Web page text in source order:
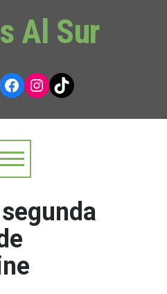
Al Sur
Facebook
Instagram
TikTok